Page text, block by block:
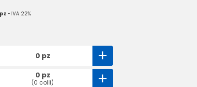
- IVA 22%
0 pz
0 pz
(0 colli)